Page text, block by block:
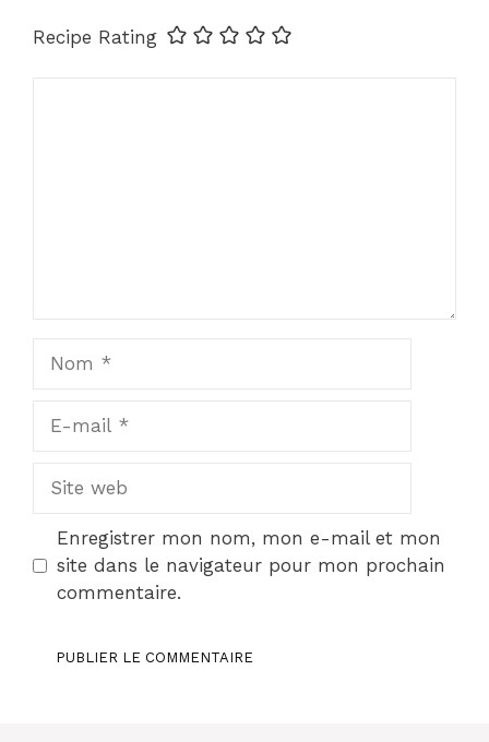
Recipe Rating
Site
Enregistrer mon nom, mon e-mail et mon
site dans le navigateur pour mon prochain
commentaire.